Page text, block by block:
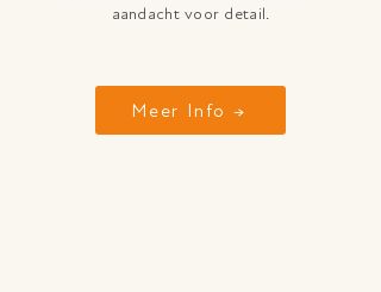
aandacht voor detail.
Meer Info →